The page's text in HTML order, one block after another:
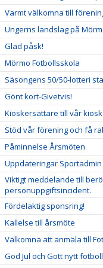
Varmt välkomna till
Ungerns landslag på
Glad påsk!
Mörmo Fotbollsskola
Säsongens 50/50-lotteri
Gönt kort-Givetvis!
Kioskersättare till vår
Stöd vår förening och få
Påminnelse Årsmöten
Uppdateringar Sportadmin
Viktigt meddelande till
personuppgiftsincident.
Fördelaktig sponsring!
Kallelse till årsmöte
Välkomna att anmäla till
God Jul och Gott nytt